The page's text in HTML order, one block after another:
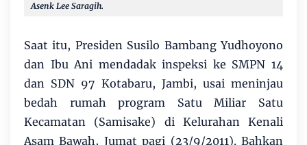
Asenk Lee Saragih.
Saat itu, Presiden Susilo Bambang Yudhoyono
dan Ibu Ani mendadak inspeksi ke SMPN 14
dan SDN 97 Kotabaru, Jambi, usai meninjau
bedah rumah program Satu Miliar Satu
Kecamatan (Samisake) di Kelurahan Kenali
Asam Bawah, Jumat pagi (23/9/2011). Bahkan